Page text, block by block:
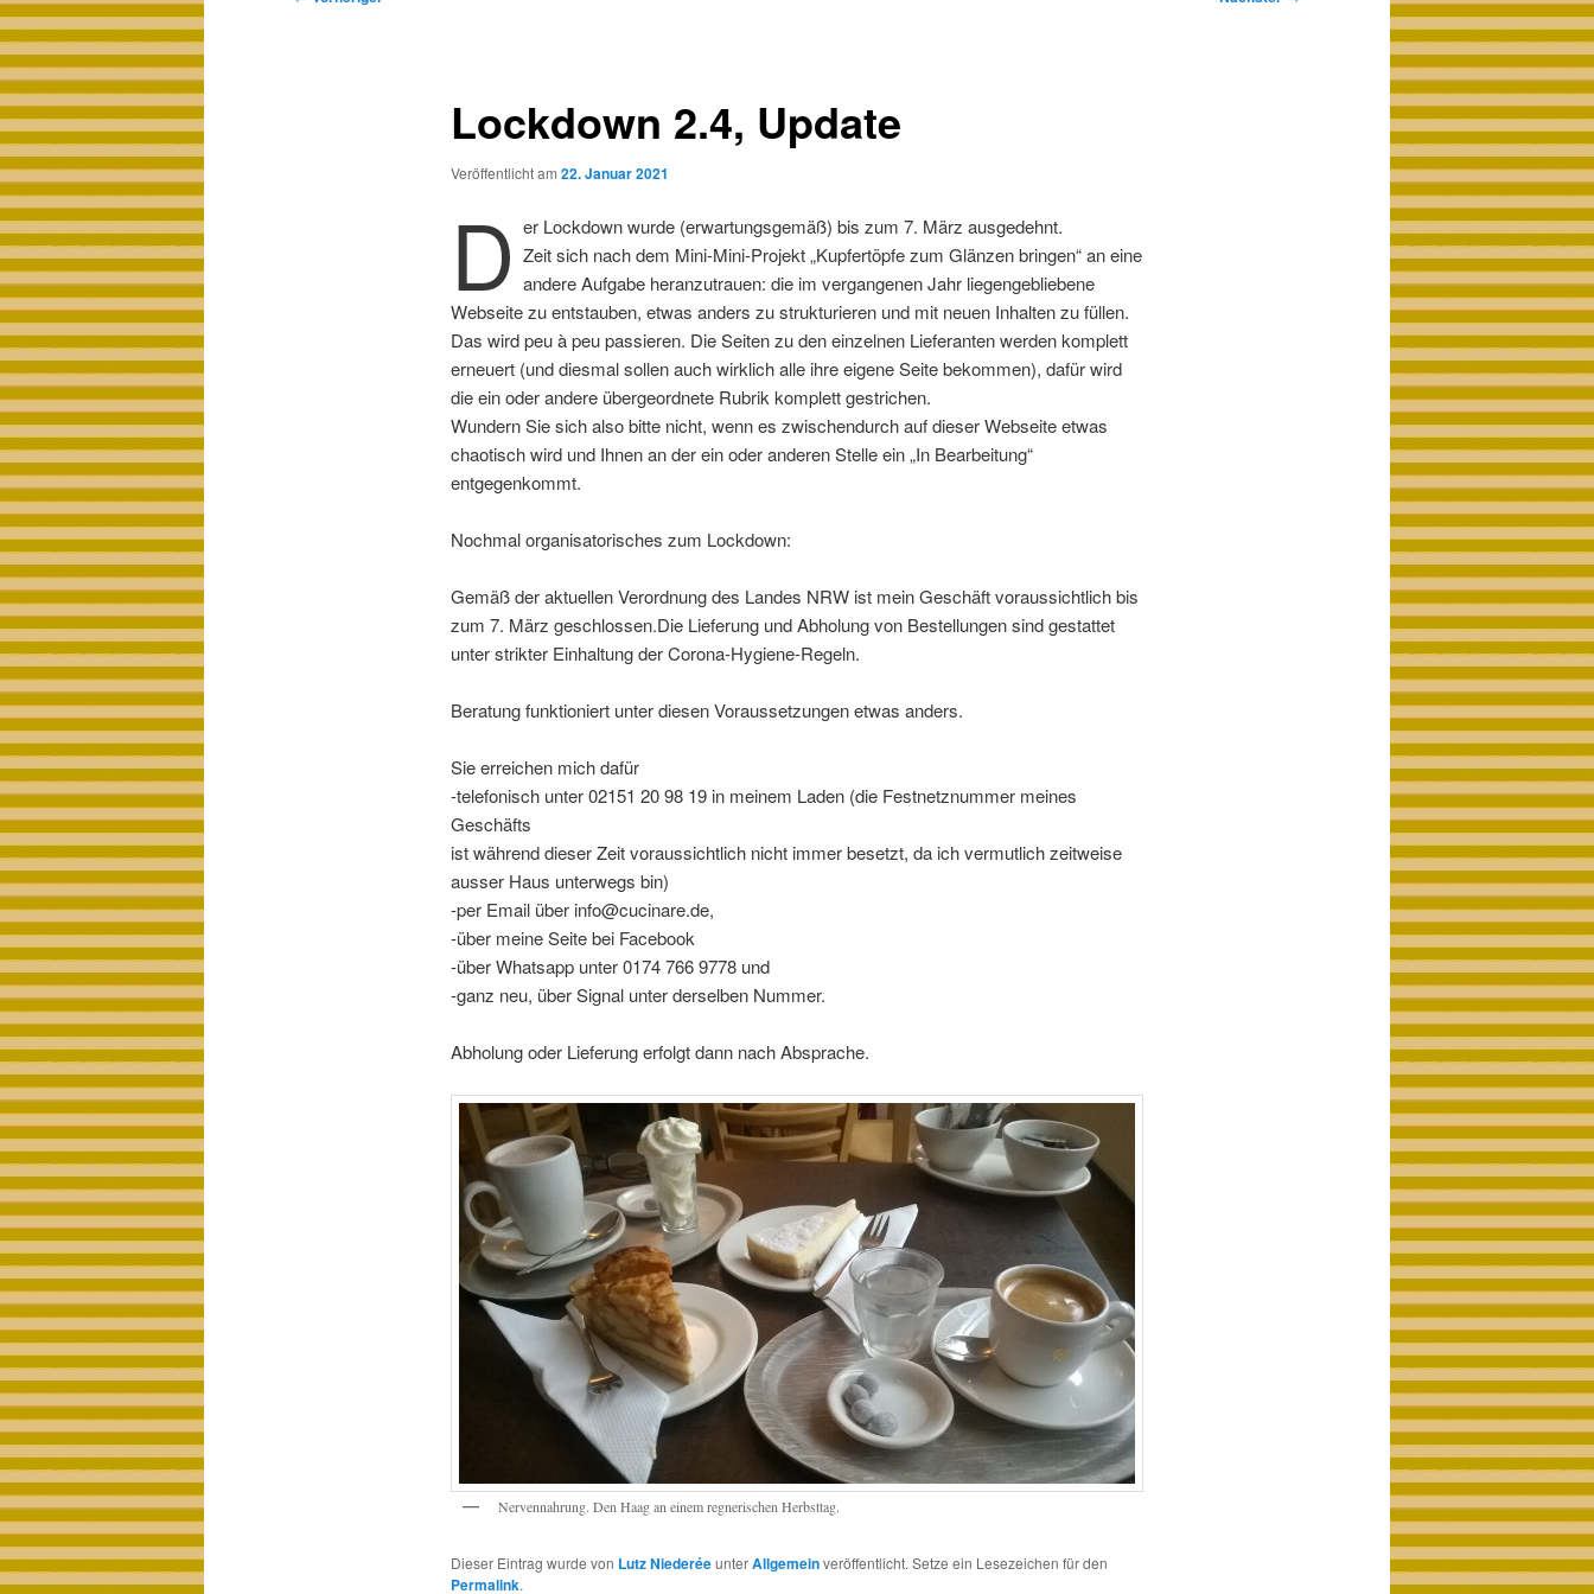
Lockdown 2.4, Update
Veröffentlicht am 22. Januar 2021
D er Lockdown wurde (erwartungsgemäß) bis zum 7. März ausgedehnt.
Zeit sich nach dem Mini-Mini-Projekt „Kupfertöpfe zum Glänzen bringen“ an eine
andere Aufgabe heranzutrauen: die im vergangenen Jahr liegengebliebene
Webseite zu entstauben, etwas anders zu strukturieren und mit neuen Inhalten zu füllen.
Das wird peu à peu passieren. Die Seiten zu den einzelnen Lieferanten werden komplett
erneuert (und diesmal sollen auch wirklich alle ihre eigene Seite bekommen), dafür wird
die ein oder andere übergeordnete Rubrik komplett gestrichen.
Wundern Sie sich also bitte nicht, wenn es zwischendurch auf dieser Webseite etwas
chaotisch wird und Ihnen an der ein oder anderen Stelle ein „In Bearbeitung“
entgegenkommt.
Nochmal organisatorisches zum Lockdown:
Gemäß der aktuellen Verordnung des Landes NRW ist mein Geschäft voraussichtlich bis
zum 7. März geschlossen.Die Lieferung und Abholung von Bestellungen sind gestattet
unter strikter Einhaltung der Corona-Hygiene-Regeln.
Beratung funktioniert unter diesen Voraussetzungen etwas anders.
Sie erreichen mich dafür
-telefonisch unter 02151 20 98 19 in meinem Laden (die Festnetznummer meines
Geschäfts
ist während dieser Zeit voraussichtlich nicht immer besetzt, da ich vermutlich zeitweise
ausser Haus unterwegs bin)
-per Email über info@cucinare.de,
-über meine Seite bei Facebook
-über Whatsapp unter 0174 766 9778 und
-ganz neu, über Signal unter derselben Nummer.
Abholung oder Lieferung erfolgt dann nach Absprache.
Nervennahrung. Den Haag an einem regnerischen Herbsttag.
Dieser Eintrag wurde von Lutz NiederéeunterAllgemeinveröffentlicht. Setze ein Lesezeichen für den
Permalink.